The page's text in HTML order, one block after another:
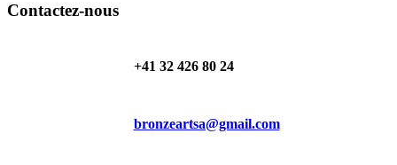
Contactez-nous
+41 32 426 80 24
bronzeartsa@gmail.com